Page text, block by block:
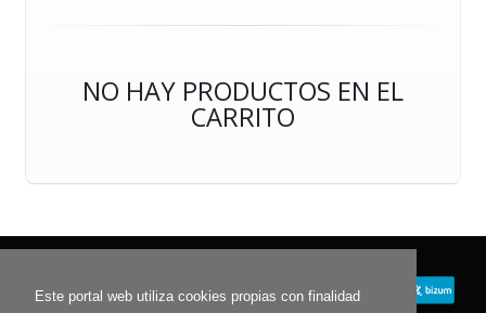
Este portal web utiliza cookies propias con finalidad
NO HAY PRODUCTOS EN EL
CARRITO